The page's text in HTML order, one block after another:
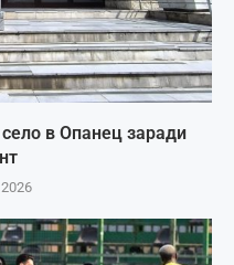
в Опанец заради
2026